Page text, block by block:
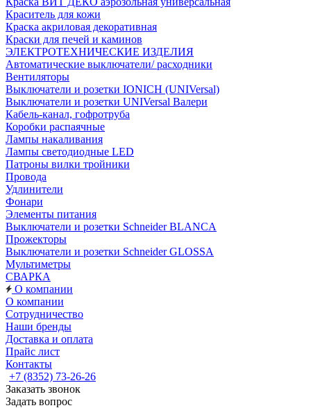
Краситель для кожи
Краска акриловая декоративная
Краски для печей и каминов
ЭЛЕКТРОТЕХНИЧЕСКИЕ ИЗДЕЛИЯ
Автоматические выключатели/ расходники
Вентиляторы
Выключатели и розетки IONICH (UNIVersal)
Выключатели и розетки UNIVersal Валери
Кабель-канал, гофротруба
Коробки распаячные
Лампы накаливания
Лампы светодиодные LED
Патроны вилки тройники
Провода
Удлинители
Фонари
Элементы питания
Выключатели и розетки Schneider BLANCA
Прожекторы
Выключатели и розетки Schneider GLOSSA
Мультиметры
СВАРКА
О компании
О компании
Сотрудничество
Наши бренды
Доставка и оплата
Прайс лист
Контакты
+7 (8352) 73-26-26
Заказать звонок
Задать вопрос